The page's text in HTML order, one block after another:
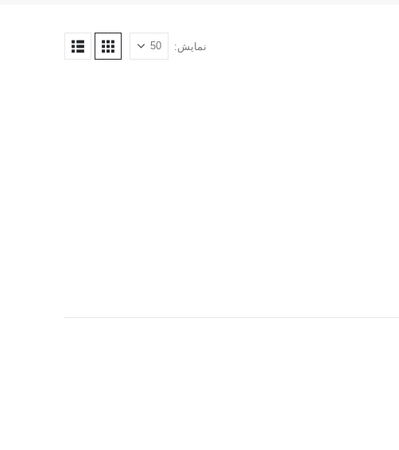
نمایش: